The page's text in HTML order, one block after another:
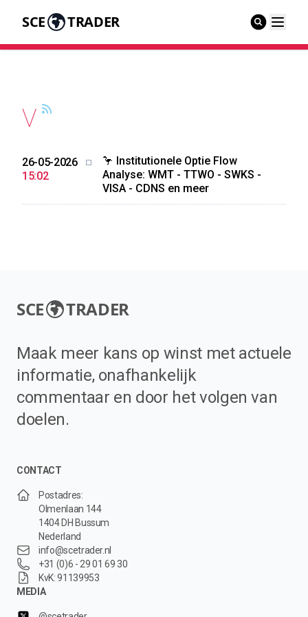
SCE TRADER
V
26-05-2026
15:02
🦩 Institutionele Optie Flow
Analyse: WMT - TTWO - SWKS -
VISA - CDNS en meer
SCE TRADER
Maak meer kans op winst met actuele
informatie, onafhankelijk
commentaar en door het volgen van
doelen.
CONTACT
Postadres:
Olmenlaan 144
1404 DH Bussum
Nederland
info@scetrader.nl
+31 (0)6 - 29 01 69 30
KvK: 91139953
MEDIA